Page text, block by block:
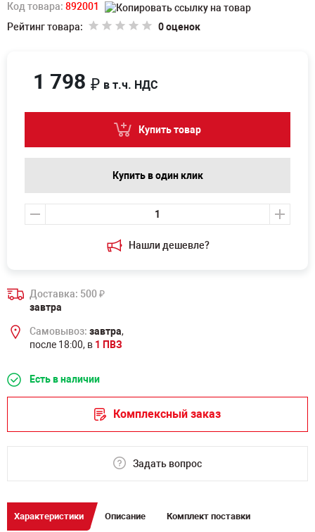
Код товара: 892001
Рейтинг товара:
0 оценок
Нашли дешевле?
1 798 ₽ в т.ч. НДС
Купить товар
Купить в один клик
Доставка: 500₽
завтра
Самовывоз: завтра,
после 18:00, в 1 ПВЗ
Есть в наличии
Комплексный заказ
Задать вопрос
Характеристики Описание Комплект поставки